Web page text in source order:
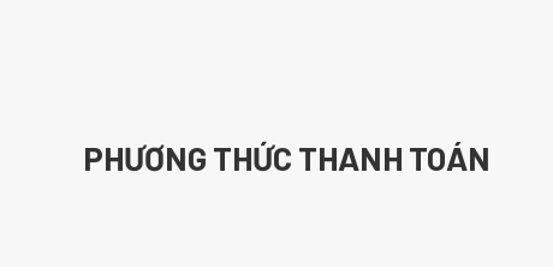
PHƯƠNG THỨC THANH TOÁN